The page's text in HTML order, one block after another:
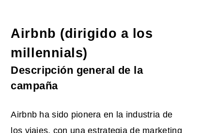
Airbnb (dirigido a los
millennials)
Descripción general de la
campaña
Airbnb ha sido pionera en la industria de
los viajes, con una estrategia de marketing